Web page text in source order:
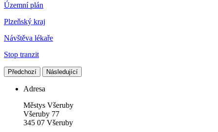
Územní plán
Plzeňský kraj
Návštěva lékaře
Stop tranzit
Předchozí Následující
Adresa
Městys Všeruby
Všeruby 77
345 07 Všeruby